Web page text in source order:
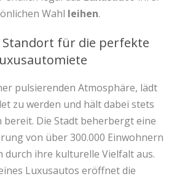
Wahl leihen.
für die perfekte
pulsierenden Atmosphäre, lädt
zu werden und hält dabei stets
bereit. Die Stadt beherbergt eine
von über 300.000 Einwohnern
durch ihre kulturelle Vielfalt aus.
Luxusautos eröffnet die